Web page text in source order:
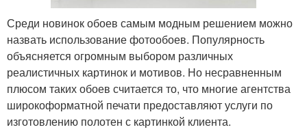
Среди новинок обоев самым модным решением можно
назвать использование фотообоев. Популярность
объясняется огромным выбором различных
реалистичных картинок и мотивов. Но несравненным
плюсом таких обоев считается то, что многие агентства
широкоформатной печати предоставляют услуги по
изготовлению полотен с картинкой клиента.